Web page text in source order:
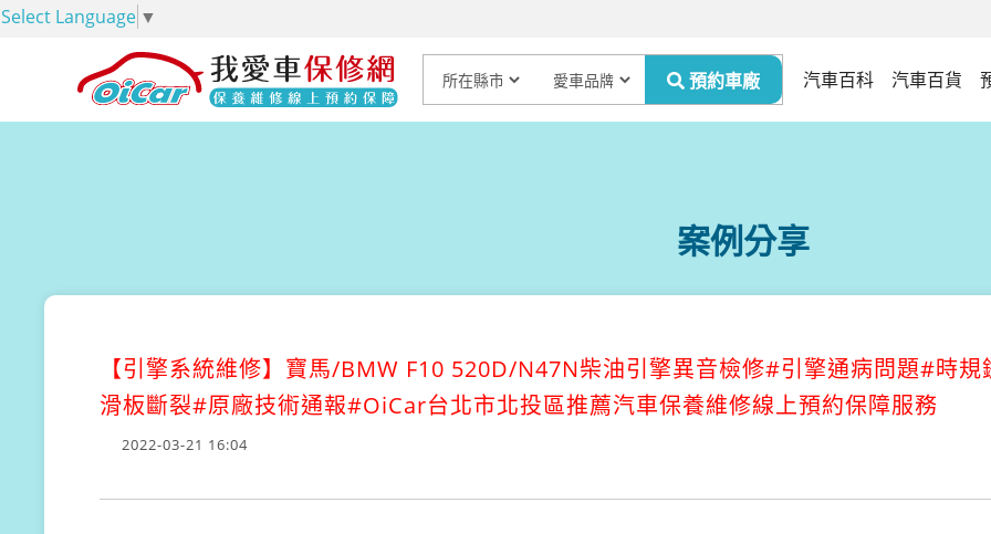
Select Language ▼
汽車百科 汽車百貨
案例分享
【引擎系統維修】 寶馬/BMW F10 520D/N47N柴油引擎異音檢修#引擎通病問題#時規
滑板斷裂#原廠技術通報#OiCar台北市北投區推薦汽車保養維修線上預約保障服務
2022-03-21 16:04